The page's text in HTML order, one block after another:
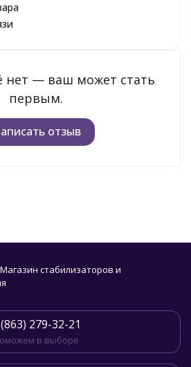
нет — ваш может стать
первым.
отзыв
стабилизаторов и
279-32-21
в выборе